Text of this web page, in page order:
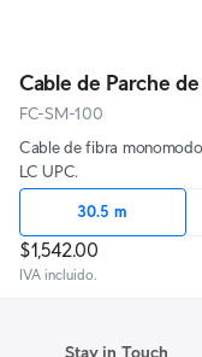
Cable de Parche
FC-SM-100
Cable de fibra
LC UPC.
30.5 m
$1,542.00
IVA incluido.
Stay in Touch